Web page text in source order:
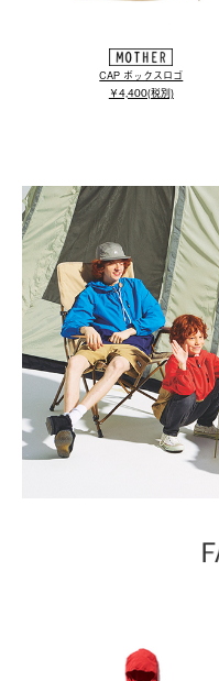
CAP ボックスロゴ
￥4,400(税別)